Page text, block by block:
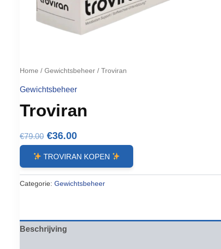
Home / Gewichtsbeheer / Troviran
Gewichtsbeheer
Troviran
€79.00 Oorspronkelijke
was:
€79.00.
€36.00Huidige
is:
€36.00.
TROVIRAN KOPEN
Categorie: Gewichtsbeheer
Beschrijving